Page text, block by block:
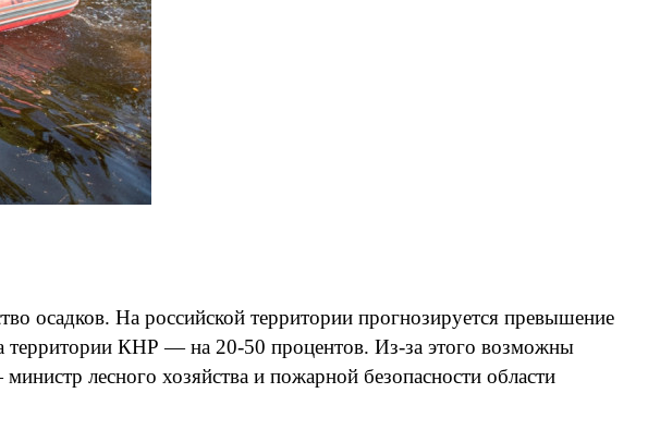
осадков. На российской территории прогнозируется превышение
территории КНР — на 20-50 процентов. Из-за этого возможны
лесного хозяйства и пожарной безопасности области